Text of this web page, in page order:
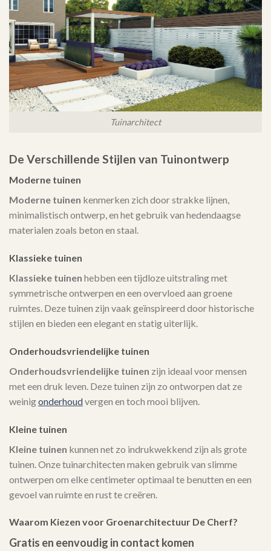
Tuinarchitect
De Verschillende Stijlen van Tuinontwerp
Moderne tuinen
Moderne tuinen kenmerken zich door strakke lijnen,
minimalistisch ontwerp, en het gebruik van hedendaagse
materialen zoals beton en staal.
Klassieke tuinen
Klassieke tuinen hebben een tijdloze uitstraling met
symmetrische ontwerpen en een overvloed aan groene
ruimtes. Deze tuinen zijn vaak geïnspireerd door historische
stijlen en bieden een elegant en statig uiterlijk.
Onderhoudsvriendelijke tuinen
Onderhoudsvriendelijke tuinen zijn ideaal voor mensen
met een druk leven. Deze tuinen zijn zo ontworpen dat ze
weinigonderhoudvergen en toch mooi blijven.
Kleine tuinen
Kleine tuinen kunnen net zo indrukwekkend zijn als grote
tuinen. Onze tuinarchitecten maken gebruik van slimme
ontwerpen om elke centimeter optimaal te benutten en een
gevoel van ruimte en rust te creëren.
Waarom Kiezen voor Groenarchitectuur De Cherf?
Gratis en eenvoudig in contact komen